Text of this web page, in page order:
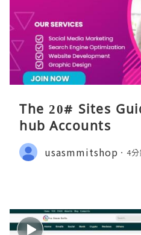
The 20# Sites
hub Accounts
usasmmitshop 4